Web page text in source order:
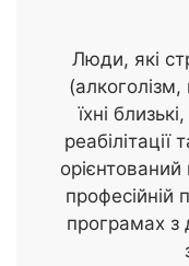
Люди, які
(алкоголізм,
їхні
професійній
програмах з